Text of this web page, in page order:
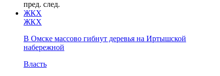
пред. след.
ЖКХ
ЖКХ
В Омске массово гибнут деревья на Иртышской
набережной
Власть